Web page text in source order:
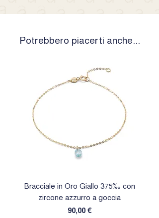
Potrebbero piacerti anche...
Bracciale in Oro Giallo 375‰ con
zircone azzurro a goccia
Prezzo
90,00 €